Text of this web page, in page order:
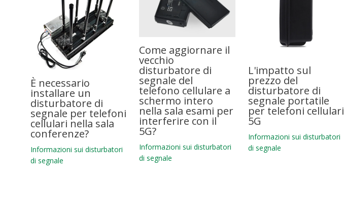
È necessario
installare un
disturbatore di
segnale per telefoni
cellulari nella sala
conferenze?
Informazioni sui disturbatori
di segnale
Come aggiornare il
vecchio
disturbatore di
segnale del
telefono cellulare a
schermo intero
nella sala esami per
interferire con il
5G?
Informazioni sui disturbatori
di segnale
L'impatto sul
prezzo del
disturbatore di
segnale portatile
per telefoni cellulari
5G
Informazioni sui disturbatori
di segnale